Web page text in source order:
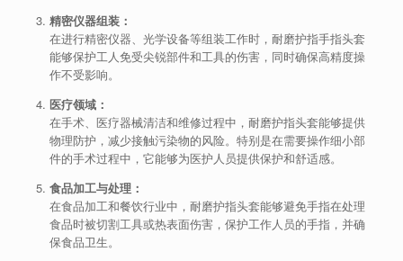
精密仪器组装：
在进行精密仪器、光学设备等组装工作时，耐磨护指手指头套
能够保护工人免受尖锐部件和工具的伤害，同时确保高精度操
作不受影响。
医疗领域：
在手术、医疗器械清洁和维修过程中，耐磨护指头套能够提供
物理防护，减少接触污染物的风险。特别是在需要操作细小部
件的手术过程中，它能够为医护人员提供保护和舒适感。
食品加工与处理：
在食品加工和餐饮行业中，耐磨护指头套能够避免手指在处理
食品时被切割工具或热表面伤害，保护工作人员的手指，并确
保食品卫生。